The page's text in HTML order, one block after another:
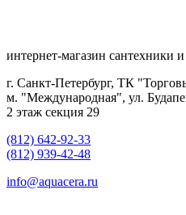
интернет-магазин сантехники
г. Санкт-Петербург, ТК
м. "Международная", ул.
2 этаж секция 29
(812) 642-92-33
(812) 939-42-48
info@aquacera.ru